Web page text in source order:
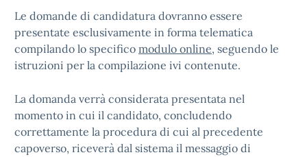
Le domande di candidatura dovranno essere
presentate esclusivamente in forma telematica
compilando lo specifico modulo online, seguendo le
istruzioni per la compilazione ivi contenute.
La domanda verrà considerata presentata nel
momento in cui il candidato, concludendo
correttamente la procedura di cui al precedente
capoverso, riceverà dal sistema il messaggio di